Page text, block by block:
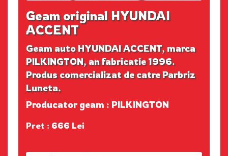
Geam original HYUNDAI
ACCENT
Geam auto HYUNDAI ACCENT, marca
PILKINGTON, an fabricatie 1996.
Produs comercializat de catre Parbriz
Luneta.
Producator geam : PILKINGTON
Pret : 666 Lei